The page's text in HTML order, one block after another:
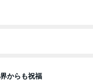
からも祝福